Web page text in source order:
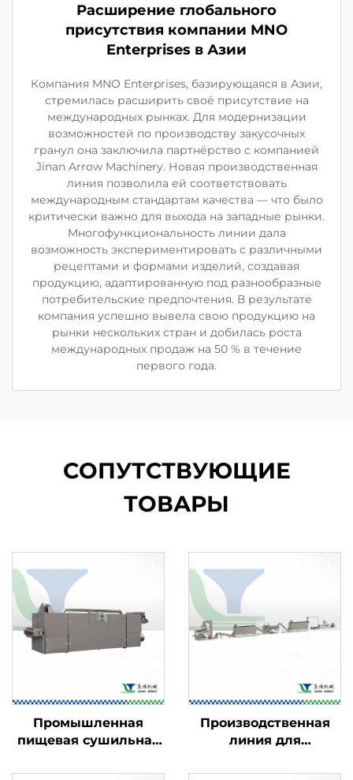
Расширение глобального
присутствия компании MNO
Enterprises в Азии
Компания MNO Enterprises, базирующаяся в Азии,
стремилась расширить своё присутствие на
международных рынках. Для модернизации
возможностей по производству закусочных
гранул она заключила партнёрство с компанией
Jinan Arrow Machinery. Новая производственная
линия позволила ей соответствовать
международным стандартам качества — что было
критически важно для выхода на западные рынки.
Многофункциональность линии дала
возможность экспериментировать с различными
рецептами и формами изделий, создавая
продукцию, адаптированную под разнообразные
потребительские предпочтения. В результате
компания успешно вывела свою продукцию на
рынки нескольких стран и добилась роста
международных продаж на 50 % в течение
первого года.
СОПУТСТВУЮЩИЕ
ТОВАРЫ
Промышленная
пищевая сушильная
Производственная
линия для
— завтраков